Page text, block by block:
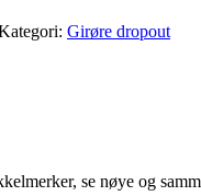
Girøre dropout
se nøye og